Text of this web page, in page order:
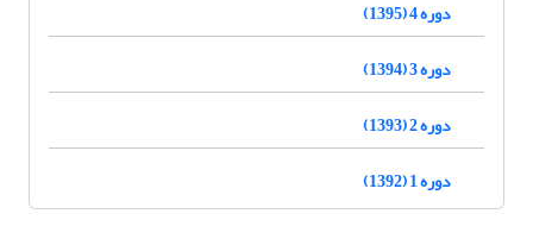
دوره 4 (1395)
دوره 3 (1394)
دوره 2 (1393)
دوره 1 (1392)